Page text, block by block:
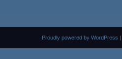
Proudly powered by WordPress